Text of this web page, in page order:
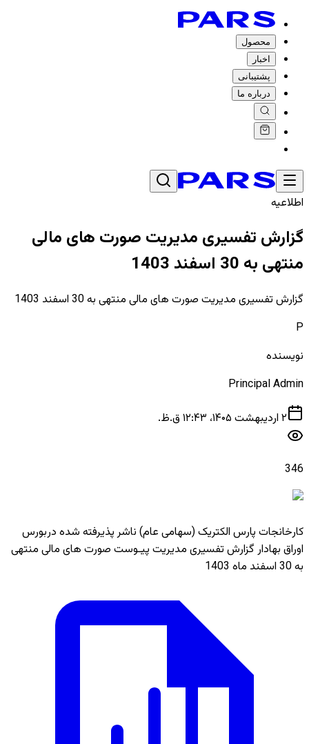
محصول
اخبار
پشتیبانی
درباره ما
اطلاعیه
گزارش تفسیری مدیریت صورت های مالی
منتهی به 30 اسفند 1403
گزارش تفسیری مدیریت صورت های مالی منتهی به 30 اسفند 1403
P
نویسنده
Principal Admin
۲ اردیبهشت ۱۴۰۵، ۱۲:۴۳ ق.ظ.
346
کارخانجات پارس الکتریک (سهامی عام) ناشر پذیرفته شده دربورس
اوراق بهادار گزارش تفسیری مدیریت پیـوست صورت های مالی منتهی
به 30 اسفند ماه 1403